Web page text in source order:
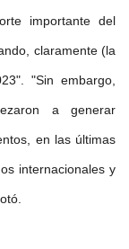
importante del
claramente (la
"Sin embargo,
a generar
en las últimas
internacionales y